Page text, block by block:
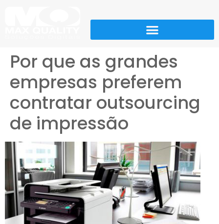
Por que as grandes
empresas preferem
contratar outsourcing
de impressão